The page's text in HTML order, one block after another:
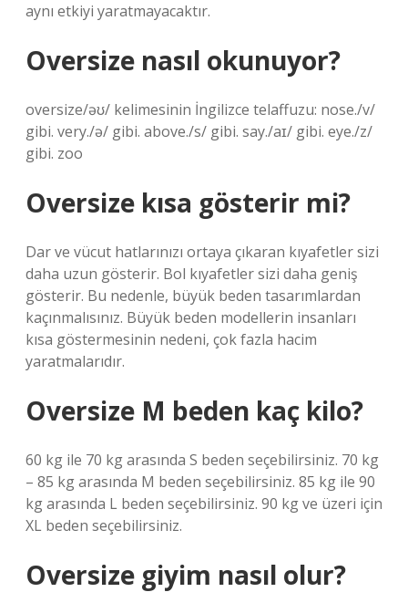
aynı etkiyi yaratmayacaktır.
Oversize nasıl okunuyor?
oversize/əʊ/ kelimesinin İngilizce telaffuzu: nose./v/
gibi. very./ə/ gibi. above./s/ gibi. say./aɪ/ gibi. eye./z/
gibi. zoo
Oversize kısa gösterir mi?
Dar ve vücut hatlarınızı ortaya çıkaran kıyafetler sizi
daha uzun gösterir. Bol kıyafetler sizi daha geniş
gösterir. Bu nedenle, büyük beden tasarımlardan
kaçınmalısınız. Büyük beden modellerin insanları
kısa göstermesinin nedeni, çok fazla hacim
yaratmalarıdır.
Oversize M beden kaç kilo?
60 kg ile 70 kg arasında S beden seçebilirsiniz. 70 kg
– 85 kg arasında M beden seçebilirsiniz. 85 kg ile 90
kg arasında L beden seçebilirsiniz. 90 kg ve üzeri için
XL beden seçebilirsiniz.
Oversize giyim nasıl olur?